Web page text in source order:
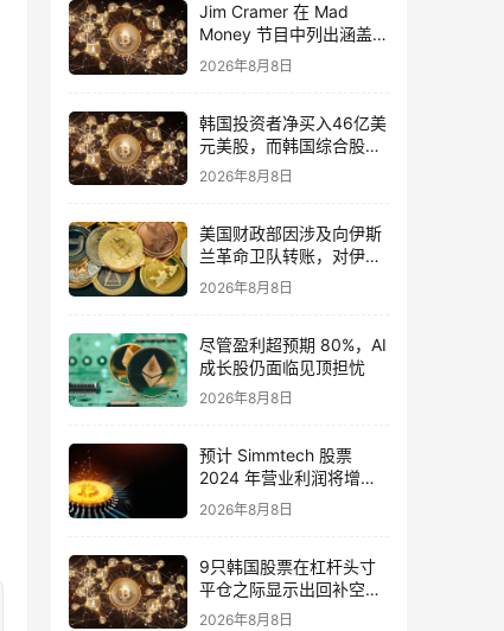
Jim Cramer 在 Mad
Money 节目中列出涵盖 5
个投资主题的 13 只股票
2026年8月8日
韩国投资者净买入46亿美
元美股，而韩国综合股价
指数下跌33%
2026年8月8日
美国财政部因涉及向伊斯
兰革命卫队转账，对伊朗
加密货币交易所 Shelbit
和 Aban Tether 实施制裁
2026年8月8日
尽管盈利超预期 80%，AI
成长股仍面临见顶担忧
2026年8月8日
预计 Simmtech 股票
2024 年营业利润将增长
2076%
2026年8月8日
9只韩国股票在杠杆头寸
平仓之际显示出回补空头
潜力
2026年8月8日